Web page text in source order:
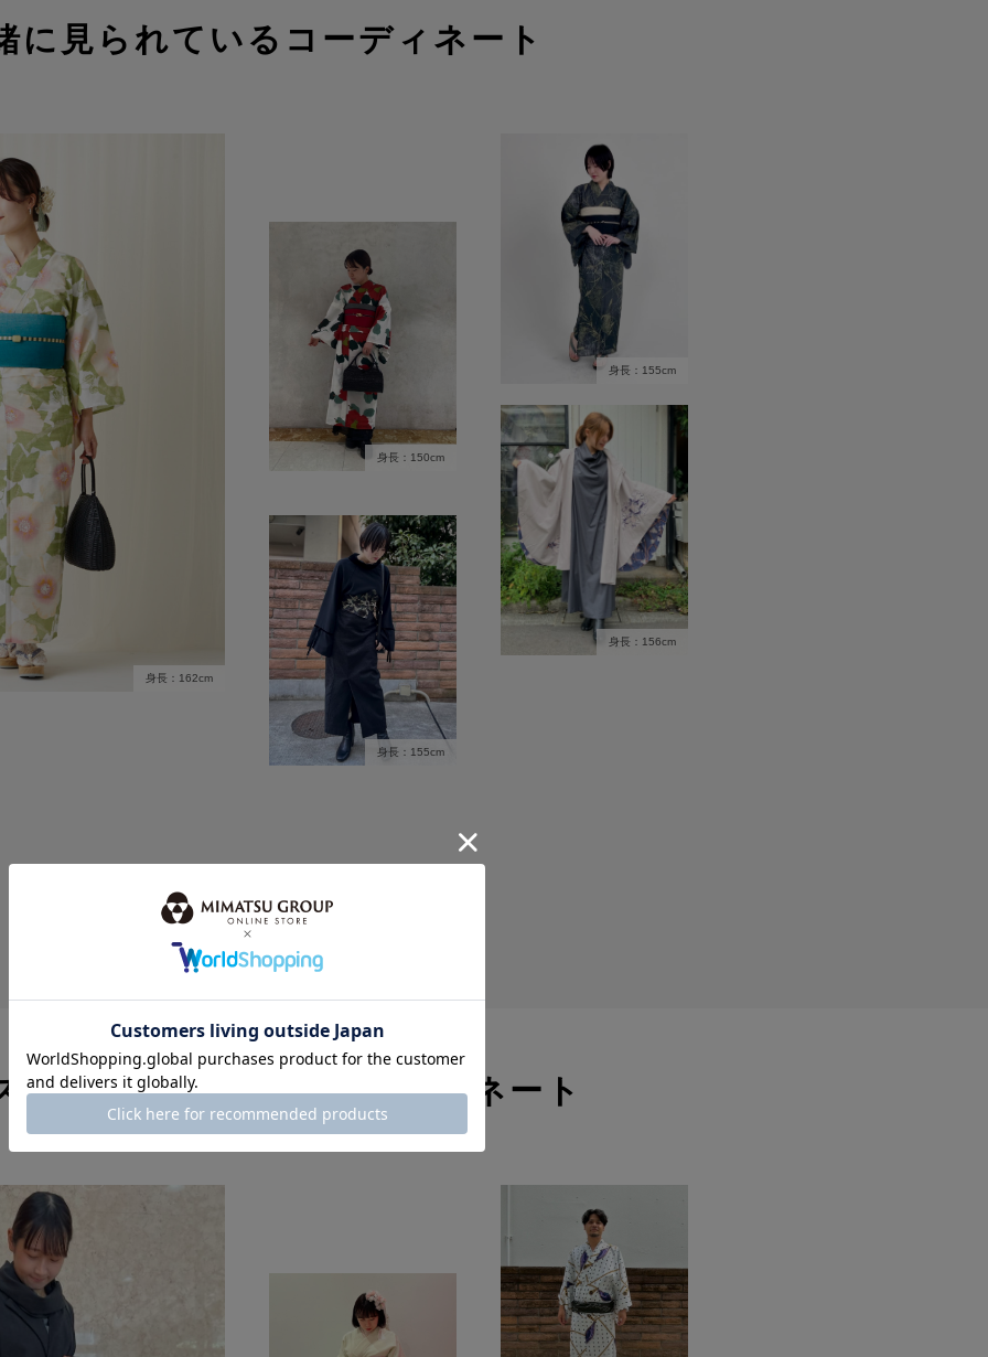
に見られているコーディネート
身長：162cm
身長：150cm
身長：155cm
身長：155cm
身長：156cm
タッフのその他のコーディネート